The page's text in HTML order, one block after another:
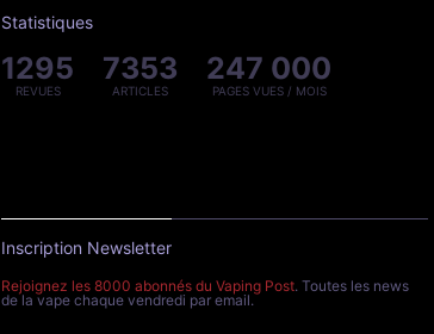
Statistiques
1295
REVUES
7353
ARTICLES
247 000
PAGES VUES / MOIS
Inscription Newsletter
Rejoignez les 8000 abonnés du Vaping Post. Toutes les news
de la vape chaque vendredi par email.